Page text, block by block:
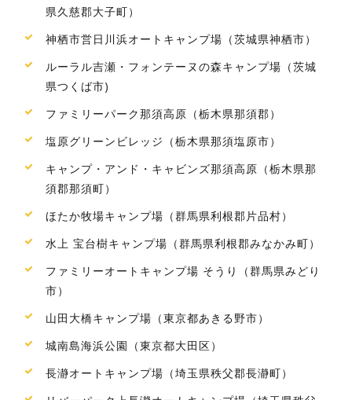
県久慈郡大子町）
神栖市営日川浜オートキャンプ場（茨城県神栖市）
ルーラル吉瀬・フォンテーヌの森キャンプ場（茨城
県つくば市)
ファミリーパーク那須高原（栃木県那須郡）
塩原グリーンビレッジ（栃木県那須塩原市）
キャンプ・アンド・キャビンズ那須高原（栃木県那
須郡那須町）
ほたか牧場キャンプ場（群馬県利根郡片品村）
水上 宝台樹キャンプ場（群馬県利根郡みなかみ町）
ファミリーオートキャンプ場 そうり（群馬県みどり
市）
山田大橋キャンプ場（東京都あきる野市）
城南島海浜公園（東京都大田区）
長瀞オートキャンプ場（埼玉県秩父郡長瀞町）